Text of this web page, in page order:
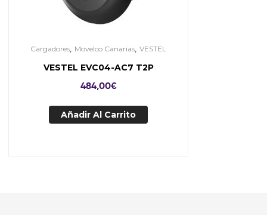
Cargadores Movelco Canarias VESTEL
VESTEL EVC04-AC7 T2P
484,00€
Añadir Al Carrito